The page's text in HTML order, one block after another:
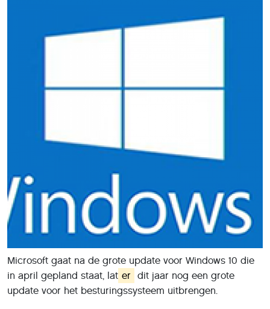
Microsoft gaat na de grote update voor Windows 10 die
in april gepland staat, lat er dit jaar nog een grote
update voor het besturingssysteem uitbrengen.